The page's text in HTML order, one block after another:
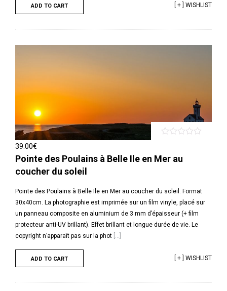
ADD TO CART [ + ] WISHLIST
39.00€
Pointe des Poulains à Belle Ile en Mer au
coucher du soleil
Pointe des Poulains à Belle Ile en Mer au coucher du soleil. Format
30x40cm. La photographie est imprimée sur un film vinyle, placé sur
un panneau composite en aluminium de 3 mm d’épaisseur (+ film
protecteur anti-UV brillant). Effet brillant et longue durée de vie. Le
copyright n’apparaît pas sur la phot [...]
ADD TO CART [ + ] WISHLIST